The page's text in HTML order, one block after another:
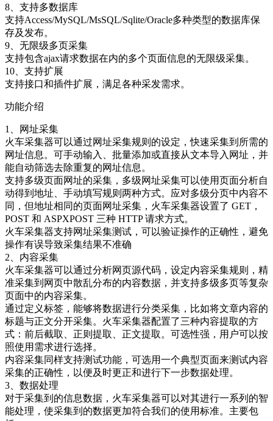
8、支持多数据库
支持Access/MySQL/MsSQL/Sqlite/Oracle多种类型的数据库保
存及发布。
9、无限级多页采集
支持包含ajax请求数据在内的多个页面信息的无限级采集。
10、支持扩展
支持接口和插件扩展，满足各种采发需求。
功能介绍
1、网址采集
火车采集器可以通过网址采集规则的设定，快速采集到所需的
网址信息。可手动输入、批量添加或直接从文本导入网址，并
能自动筛选去除重复的网址信息。
支持多级页面网址的采集，多级网址采集可以使用页面分析自
动得到地址、手动填写规则两种方式。应对多级分页中内容不
同，但地址相同的页面网址采集，火车采集器设置了 GET，
POST 和 ASPXPOST 三种 HTTP 请求方式。
火车采集器支持网址采集测试，可以验证操作的正确性，避免
操作有误导致采集结果不准确
2、内容采集
火车采集器可以通过分析网页源代码，设定内容采集规则，精
准采集到网页中散乱分布的内容数据，并支持多级多页等复杂
页面中的内容采集。
通过定义标签，能够将数据进行分类采集，比如将文章内容的
标题与正文分开采集。火车采集器配置了三种内容提取的方
式：前后截取、正则提取、正文提取。可选性强，用户可以按
照使用需求进行选择。
内容采集同样支持测试功能，可选用一个典型页面来测试内容
采集的正确性，以便及时更正和进行下一步数据处理。
3、数据处理
对于采集到的信息数据，火车采集器可以对其进行一系列的智
能处理，使采集到的数据更加符合我们的使用标准。主要包